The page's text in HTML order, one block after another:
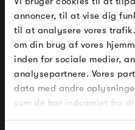
annoncer, til at vise dig
til at analysere vores
om din brug af vores
inden for sociale medier,
analysepartnere. Vores
data med andre
som de har indsamlet fra
Se alle
Produkter fra
FÅ 10% PÅ
Indtast din e-mail, så
mail. Minimumsbeløb er
rabatten.
Gælder ikke på